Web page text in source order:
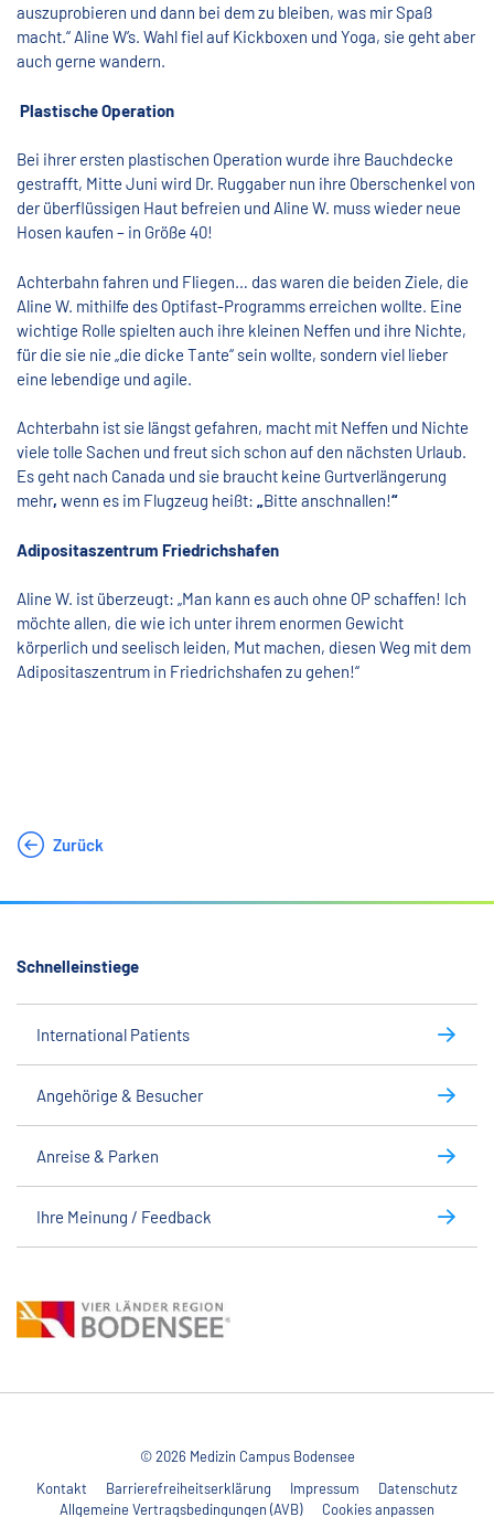
auszuprobieren und dann bei dem zu bleiben, was mir Spaß
macht.“ Aline W‘s. Wahl fiel auf Kickboxen und Yoga, sie geht aber
auch gerne wandern.
Plastische Operation
Bei ihrer ersten plastischen Operation wurde ihre Bauchdecke
gestrafft, Mitte Juni wird Dr. Ruggaber nun ihre Oberschenkel von
der überflüssigen Haut befreien und Aline W. muss wieder neue
Hosen kaufen – in Größe 40!
Achterbahn fahren und Fliegen… das waren die beiden Ziele, die
Aline W. mithilfe des Optifast-Programms erreichen wollte. Eine
wichtige Rolle spielten auch ihre kleinen Neffen und ihre Nichte,
für die sie nie „die dicke Tante“ sein wollte, sondern viel lieber
eine lebendige und agile.
Achterbahn ist sie längst gefahren, macht mit Neffen und Nichte
viele tolle Sachen und freut sich schon auf den nächsten Urlaub.
Es geht nach Canada und sie braucht keine Gurtverlängerung
mehr, wenn es im Flugzeug heißt: „Bitte anschnallen!“
Adipositaszentrum Friedrichshafen
Aline W. ist überzeugt: „Man kann es auch ohne OP schaffen! Ich
möchte allen, die wie ich unter ihrem enormen Gewicht
körperlich und seelisch leiden, Mut machen, diesen Weg mit dem
Adipositaszentrum in Friedrichshafen zu gehen!“
Zurück
Schnelleinstiege
International Patients
Angehörige & Besucher
Anreise & Parken
Ihre Meinung / Feedback
© 2026 Medizin Campus Bodensee
Kontakt
Barrierefreiheitserklärung Impressum
Datenschutz
Allgemeine Vertragsbedingungen (AVB)
Cookies anpassen